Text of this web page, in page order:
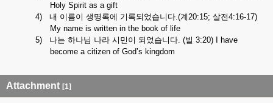
Holy Spirit as a gift
4)
내 이름이 생명록에 기록되었습니다.(계20:15; 살전4:16-17)
My name is written in the book of life
5)
나는 하나님 나라 시민이 되었습니다. (빌 3:20) I have
become a citizen of God’s kingdom
Attachment [1]